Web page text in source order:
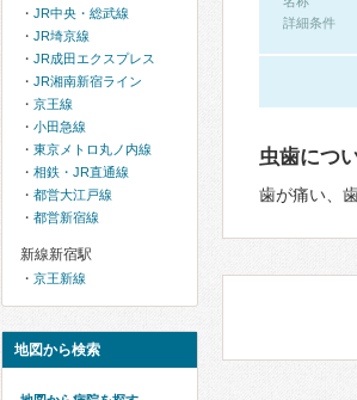
詳細条件
虫歯につ
歯が痛い、
JR中央・総武線
JR埼京線
JR成田エクスプレス
JR湘南新宿ライン
京王線
小田急線
東京メトロ丸ノ内線
相鉄・JR直通線
都営大江戸線
都営新宿線
新線新宿駅
京王新線
地図から検索